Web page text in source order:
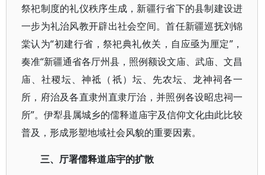
祭祀制度的礼仪秩序生成，新疆行省下的县制建设进
一步为礼治风教开辟出社会空间。首任新疆巡抚刘锦
棠认为“初建行省，祭祀典礼攸关，自应亟为厘定”，
奏准“新疆通省各厅州县，照例额设文庙、武庙、文昌
庙、社稷坛、神祗（祇）坛、先农坛、龙神祠各一
所，府治及各直隶州直隶厅治，并照例各设昭忠祠一
所”。伊犁县属城乡的儒释道庙宇及信仰文化由此比较
普及，形成形塑地域社会风貌的重要因素。
三、厅署儒释道庙宇的扩散